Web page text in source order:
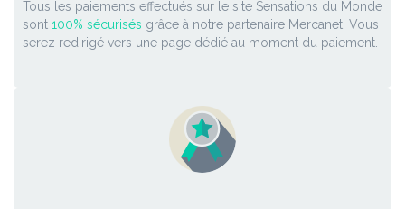
Tous les paiements effectués sur le site Sensations du Monde
sont 100% sécurisés grâce à notre partenaire Mercanet. Vous
serez redirigé vers une page dédié au moment du paiement.